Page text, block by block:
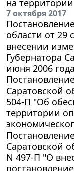
7 октября 2017
области от 29
внесении
Губернатора
июня 2006
Саратовской
504-П "Об
территории
Саратовской
N 497-П "О